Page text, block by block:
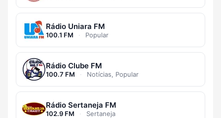
Rádio Uniara FM
100.1 FM · Popular
Rádio Clube FM
100.7 FM · Notícias, Popular
Rádio Sertaneja FM
102.9 FM · Sertaneja